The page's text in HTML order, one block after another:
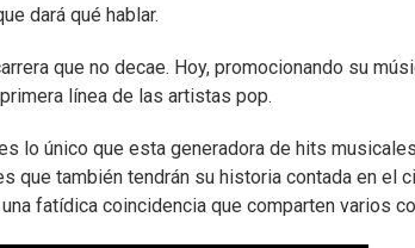
dará qué hablar.
que no decae. Hoy, promocionando su
línea de las artistas pop.
lo único que esta generadora de hits
que también tendrán su historia contada en el
fatídica coincidencia que comparten varios